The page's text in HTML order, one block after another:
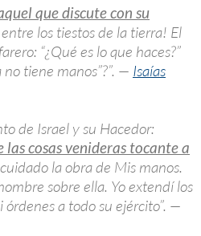
que discute con su
los tiestos de la tierra! El
“¿Qué es lo que haces?”
no tiene manos”?”. — Isaías
de Israel y su Hacedor:
las cosas venideras tocante a
la obra de Mis manos.
sobre ella. Yo extendí los
a todo su ejército”. —